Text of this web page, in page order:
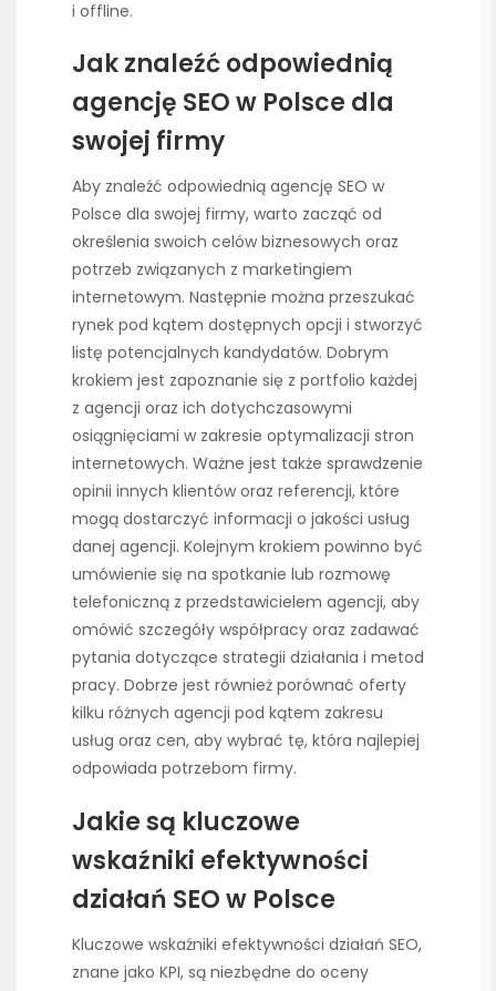
i offline.
Jak znaleźć odpowiednią
agencję SEO w Polsce dla
swojej firmy
Aby znaleźć odpowiednią agencję SEO w
Polsce dla swojej firmy, warto zacząć od
określenia swoich celów biznesowych oraz
potrzeb związanych z marketingiem
internetowym. Następnie można przeszukać
rynek pod kątem dostępnych opcji i stworzyć
listę potencjalnych kandydatów. Dobrym
krokiem jest zapoznanie się z portfolio każdej
z agencji oraz ich dotychczasowymi
osiągnięciami w zakresie optymalizacji stron
internetowych. Ważne jest także sprawdzenie
opinii innych klientów oraz referencji, które
mogą dostarczyć informacji o jakości usług
danej agencji. Kolejnym krokiem powinno być
umówienie się na spotkanie lub rozmowę
telefoniczną z przedstawicielem agencji, aby
omówić szczegóły współpracy oraz zadawać
pytania dotyczące strategii działania i metod
pracy. Dobrze jest również porównać oferty
kilku różnych agencji pod kątem zakresu
usług oraz cen, aby wybrać tę, która najlepiej
odpowiada potrzebom firmy.
Jakie są kluczowe
wskaźniki efektywności
działań SEO w Polsce
Kluczowe wskaźniki efektywności działań SEO,
znane jako KPI, są niezbędne do oceny